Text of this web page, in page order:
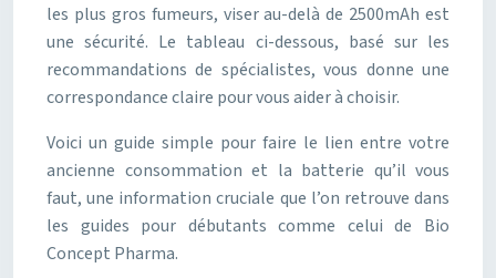
les plus gros fumeurs, viser au-delà de 2500mAh est
une sécurité. Le tableau ci-dessous, basé sur les
recommandations de spécialistes, vous donne une
correspondance claire pour vous aider à choisir.
Voici un guide simple pour faire le lien entre votre
ancienne consommation et la batterie qu’il vous
faut, une information cruciale que l’on retrouve dans
les guides pour débutants comme celui de Bio
Concept Pharma.